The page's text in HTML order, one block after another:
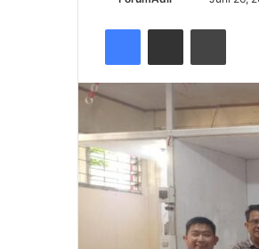
FacebookShare via Email Cetak